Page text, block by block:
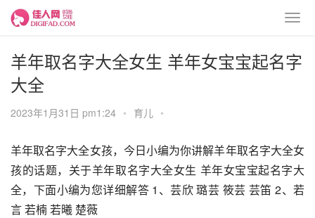
羊年取名字大全女生 羊年女宝宝起名字
大全
2023年1月31日 pm1:24 • 育儿 •
羊年取名字大全女孩，今日小编为你讲解羊年取名字大全女
孩的话题，关于羊年取名字大全女生 羊年女宝宝起名字大
全，下面小编为您详细解答 1、芸欣 璐芸 筱芸 芸笛 2、若
言 若楠 若曦 楚薇